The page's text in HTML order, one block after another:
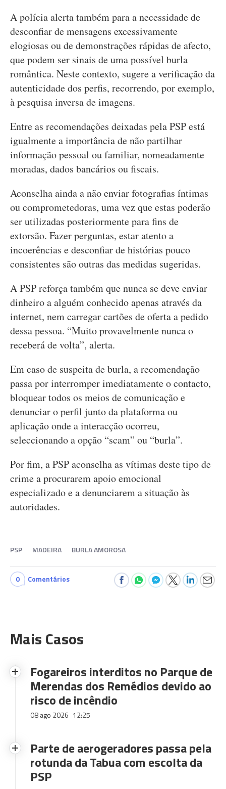
A polícia alerta também para a necessidade de
desconfiar de mensagens excessivamente
elogiosas ou de demonstrações rápidas de afecto,
que podem ser sinais de uma possível burla
romântica. Neste contexto, sugere a verificação da
autenticidade dos perfis, recorrendo, por exemplo,
à pesquisa inversa de imagens.
Entre as recomendações deixadas pela PSP está
igualmente a importância de não partilhar
informação pessoal ou familiar, nomeadamente
moradas, dados bancários ou fiscais.
Aconselha ainda a não enviar fotografias íntimas
ou comprometedoras, uma vez que estas poderão
ser utilizadas posteriormente para fins de
extorsão. Fazer perguntas, estar atento a
incoerências e desconfiar de histórias pouco
consistentes são outras das medidas sugeridas.
A PSP reforça também que nunca se deve enviar
dinheiro a alguém conhecido apenas através da
internet, nem carregar cartões de oferta a pedido
dessa pessoa. “Muito provavelmente nunca o
receberá de volta”, alerta.
Em caso de suspeita de burla, a recomendação
passa por interromper imediatamente o contacto,
bloquear todos os meios de comunicação e
denunciar o perfil junto da plataforma ou
aplicação onde a interacção ocorreu,
seleccionando a opção “scam” ou “burla”.
Por fim, a PSP aconselha as vítimas deste tipo de
crime a procurarem apoio emocional
especializado e a denunciarem a situação às
autoridades.
PSP MADEIRA BURLA AMOROSA
0 Comentários
Mais Casos
Fogareiros interditos no Parque de
Merendas dos Remédios devido ao
risco de incêndio
08 ago 2026 12:25
Parte de aerogeradores passa pela
rotunda da Tabua com escolta da
PSP